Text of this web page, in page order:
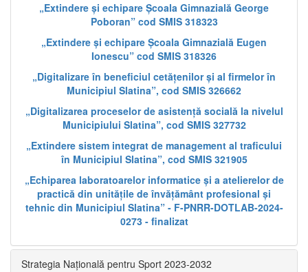
„Extindere și echipare Școala Gimnazială George
Poboran” cod SMIS 318323
„Extindere și echipare Școala Gimnazială Eugen
Ionescu” cod SMIS 318326
„Digitalizare în beneficiul cetățenilor și al firmelor în
Municipiul Slatina”, cod SMIS 326662
„Digitalizarea proceselor de asistență socială la nivelul
Municipiului Slatina”, cod SMIS 327732
„Extindere sistem integrat de management al traficului
în Municipiul Slatina”, cod SMIS 321905
„Echiparea laboratoarelor informatice și a atelierelor de
practică din unitățile de învățământ profesional și
tehnic din Municipiul Slatina” - F-PNRR-DOTLAB-2024-
0273 - finalizat
Strategia Națională pentru Sport 2023-2032